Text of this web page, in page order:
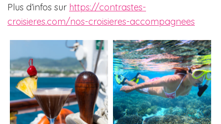
Plus d’infos sur https://contrastes-
croisieres.com/nos-croisieres-accompagnees